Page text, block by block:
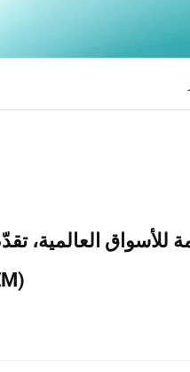
(OEM) والتصنيع حسب التصميم (ODM)